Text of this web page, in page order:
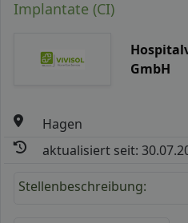
Implantate (CI)
GmbH
Hagen
aktualisiert seit:
Stellenbeschreibung: